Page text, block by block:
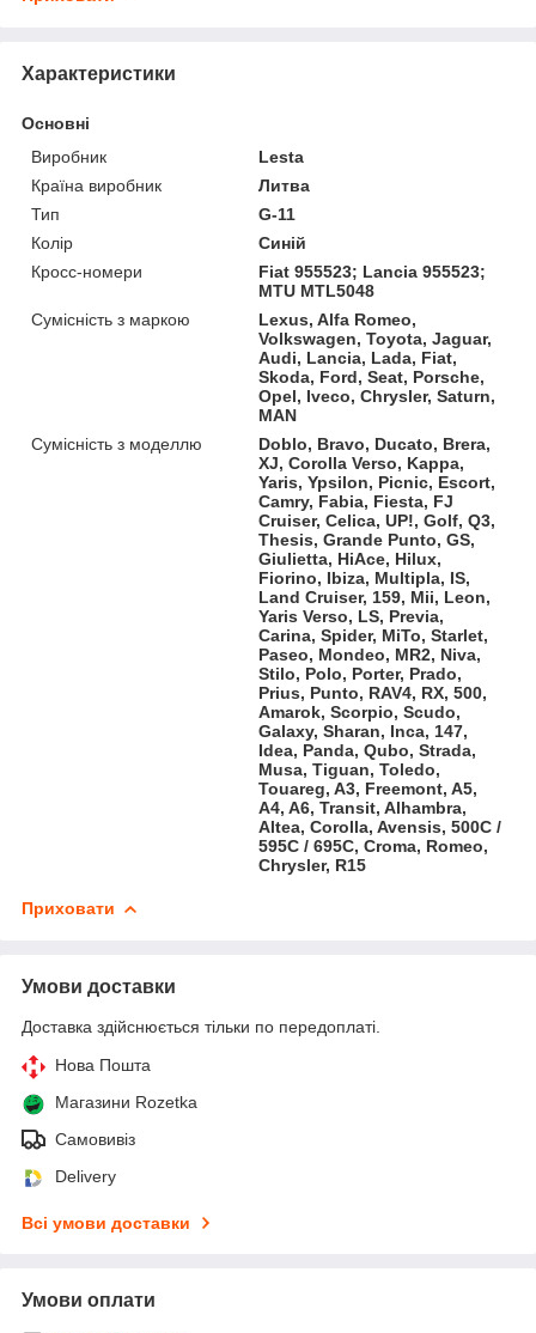
Характеристики
Основні
Виробник
Lesta
Країна виробник
Литва
Тип
G-11
Колір
Синій
Кросс-номери
Fiat 955523; Lancia 955523;
MTU MTL5048
Сумісність з маркою
Lexus, Alfa Romeo,
Volkswagen, Toyota, Jaguar,
Audi, Lancia, Lada, Fiat,
Skoda, Ford, Seat, Porsche,
Opel, Iveco, Chrysler, Saturn,
MAN
Сумісність з моделлю
Doblo, Bravo, Ducato, Brera,
XJ, Corolla Verso, Kappa,
Yaris, Ypsilon, Picnic, Escort,
Camry, Fabia, Fiesta, FJ
Cruiser, Celica, UP!, Golf, Q3,
Thesis, Grande Punto, GS,
Giulietta, HiAce, Hilux,
Fiorino, Ibiza, Multipla, IS,
Land Cruiser, 159, Mii, Leon,
Yaris Verso, LS, Previa,
Carina, Spider, MiTo, Starlet,
Paseo, Mondeo, MR2, Niva,
Stilo, Polo, Porter, Prado,
Prius, Punto, RAV4, RX, 500,
Amarok, Scorpio, Scudo,
Galaxy, Sharan, Inca, 147,
Idea, Panda, Qubo, Strada,
Musa, Tiguan, Toledo,
Touareg, A3, Freemont, A5,
A4, A6, Transit, Alhambra,
Altea, Corolla, Avensis, 500C /
595C / 695C, Croma, Romeo,
Chrysler, R15
Приховати
Умови доставки
Доставка здійснюється тільки по передоплаті.
Нова Пошта
Магазини Rozetka
Самовивіз
Delivery
Всі умови доставки
Умови оплати